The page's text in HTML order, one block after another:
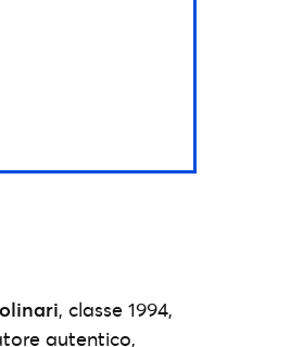
, classe 1994,
autentico,